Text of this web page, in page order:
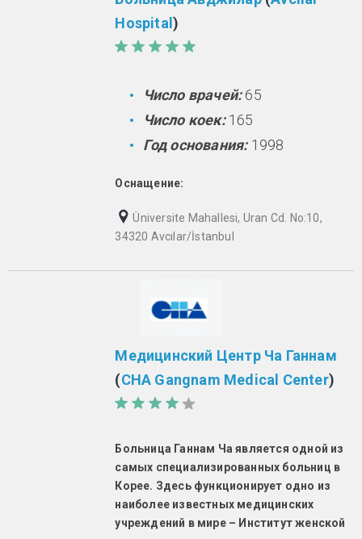
Hospital)
Число врачей:65
Число коек:165
Год основания: 1998
Оснащение:
Üniversite Mahallesi, Uran Cd. No:10,
34320 Avcılar/İstanbul
Медицинский Центр Ча Ганнам
(CHA Gangnam Medical Center)
Больница Ганнам Ча является одной из
самых специализированных больниц в
Корее. Здесь функционирует одно из
наиболее известных медицинских
учреждений в мире – Институт женской